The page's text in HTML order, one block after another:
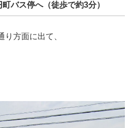
バス停へ（徒歩で約3分）
方面に出て、